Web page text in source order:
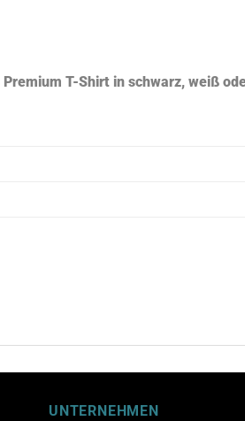
T-Shirt in schwarz, weiß
UNTERNEHMEN